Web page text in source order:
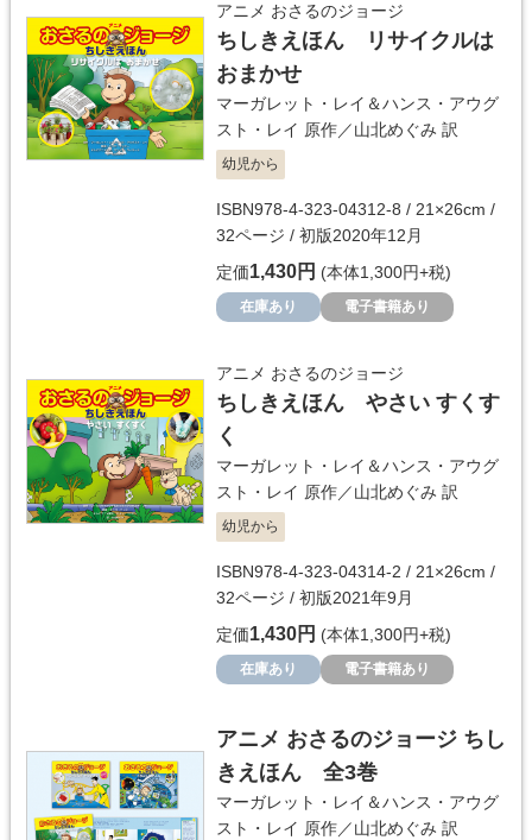
アニメ おさるのジョージ
ちしきえほん リサイクルは
おまかせ
マーガレット・レイ＆ハンス・アウグ
スト・レイ 原作／山北めぐみ 訳
幼児から
ISBN978-4-323-04312-8 / 21×26cm /
32ページ / 初版2020年12月
定価1,430円 (本体1,300円+税)
在庫あり 電子書籍あり
アニメ おさるのジョージ
ちしきえほん やさい すくす
く
マーガレット・レイ＆ハンス・アウグ
スト・レイ 原作／山北めぐみ 訳
幼児から
ISBN978-4-323-04314-2 / 21×26cm /
32ページ / 初版2021年9月
定価1,430円 (本体1,300円+税)
在庫あり 電子書籍あり
アニメ おさるのジョージ ちし
きえほん 全3巻
マーガレット・レイ＆ハンス・アウグ
スト・レイ 原作／山北めぐみ 訳